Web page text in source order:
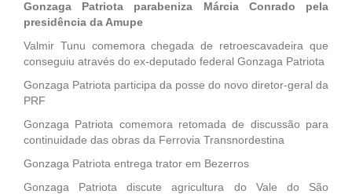
Gonzaga Patriota parabeniza Márcia Conrado pela
presidência da Amupe
Valmir Tunu comemora chegada de retroescavadeira que
conseguiu através do ex-deputado federal Gonzaga Patriota
Gonzaga Patriota participa da posse do novo diretor-geral da
PRF
Gonzaga Patriota comemora retomada de discussão para
continuidade das obras da Ferrovia Transnordestina
Gonzaga Patriota entrega trator em Bezerros
Gonzaga Patriota discute agricultura do Vale do São